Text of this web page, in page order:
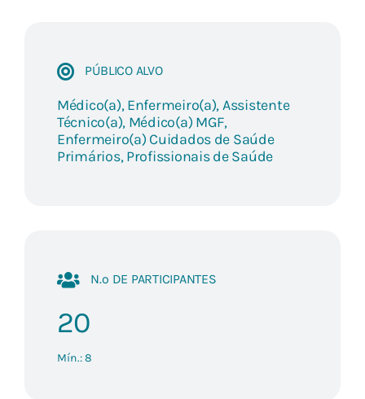
PÚBLICO ALVO
Médico(a), Enfermeiro(a), Assistente
Técnico(a), Médico(a) MGF,
Enfermeiro(a) Cuidados de Saúde
Primários, Profissionais de Saúde
N.º DE PARTICIPANTES
20
Mín.: 8